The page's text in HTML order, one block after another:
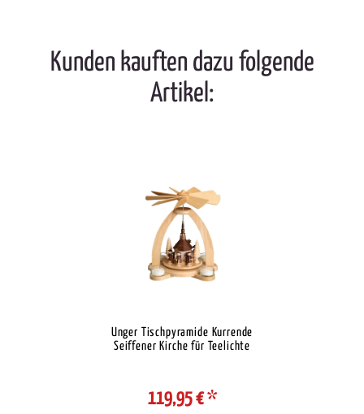
Kunden kauften dazu folgende
Artikel:
Unger Tischpyramide Kurrende
Seiffener Kirche für Teelichte
119,95 €*